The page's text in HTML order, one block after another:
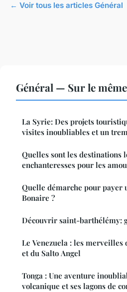
← Voir tous les articles Général
Général — Sur le
La Syrie: Des projets
visites inoubliables et un
Quelles sont les destinations
enchanteresses pour les
Quelle démarche pour payer
Bonaire ?
Découvrir saint-barthélémy:
Le Venezuela : les merveilles
et du Salto Angel
Tonga : Une aventure
volcanique et ses lagons de